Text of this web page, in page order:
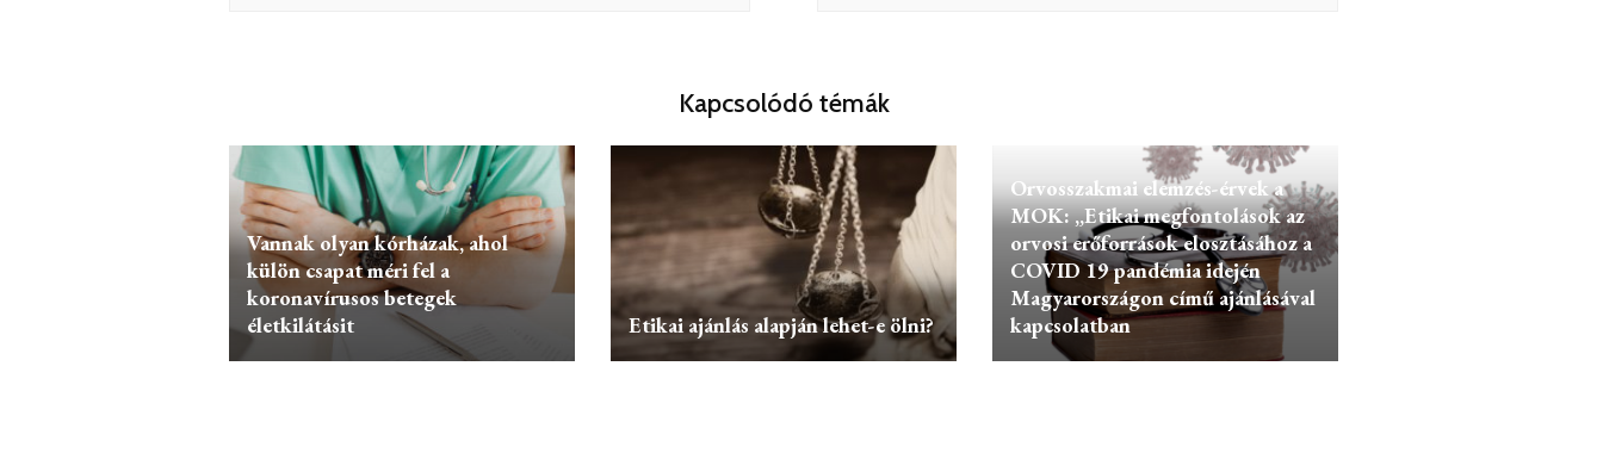
Kapcsolódó témák
Vannak olyan kórházak, ahol
külön csapat méri fel a
koronavírusos betegek
életkilátásit
Etikai ajánlás alapján lehet-e ölni?
Orvosszakmai elemzés-érvek a
MOK: „Etikai megfontolások az
orvosi erőforrások elosztásához a
COVID 19 pandémia idején
Magyarországon című ajánlásával
kapcsolatban